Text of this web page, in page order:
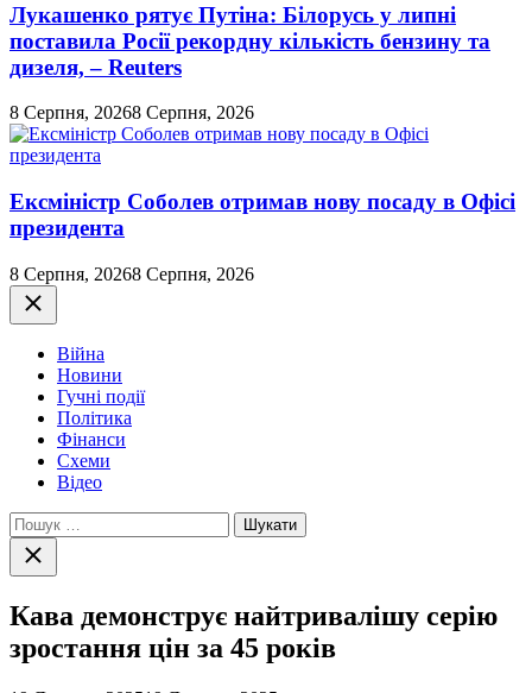
Лукашенко рятує Путіна: Білорусь у липні
поставила Росії рекордну кількість бензину та
дизеля, – Reuters
8 Серпня, 20268 Серпня, 2026
Ексміністр Соболев отримав нову посаду в Офісі
президента
8 Серпня, 20268 Серпня, 2026
Закрити
Війна
Новини
Гучні події
Політика
Фінанси
Схеми
Відео
Пошук:
Закрити
пошук
Кава демонструє найтривалішу серію
зростання цін за 45 років